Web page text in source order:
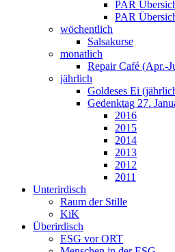
PAR
PAR
wöchentlich
Salsakurse
monatlich
Repair Café (Apr.-
jährlich
Goldeses Ei
Gedenktag 27.
2016
2015
2014
2013
2012
2011
Unterirdisch
Raum der Stille
KiK
Überirdisch
ESG vor ORT